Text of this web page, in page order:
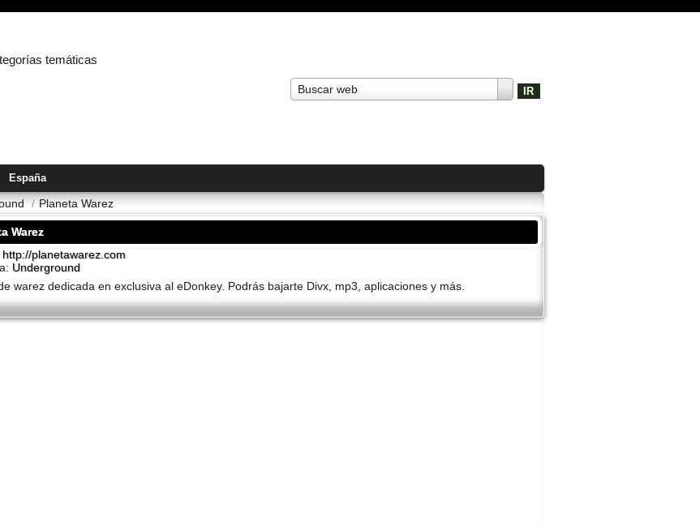
temáticas
Buscar web
España
/ Planeta Warez
Warez
http://planetawarez.com
Underground
warez dedicada en exclusiva al eDonkey. Podrás bajarte Divx, mp3, aplicaciones y más.